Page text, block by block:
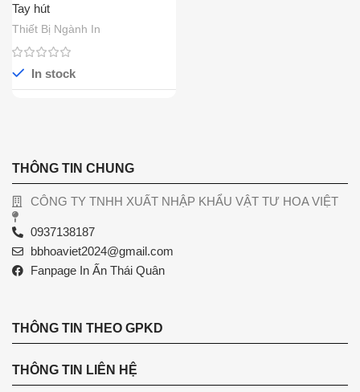
Tay hút
Thiết Bị Ngành In
In stock
THÔNG TIN CHUNG
CÔNG TY TNHH XUẤT NHẬP KHẨU VẬT TƯ HOA VIỆT
0937138187
bbhoaviet2024@gmail.com
Fanpage In Ấn Thái Quân
THÔNG TIN THEO GPKD
THÔNG TIN LIÊN HỆ